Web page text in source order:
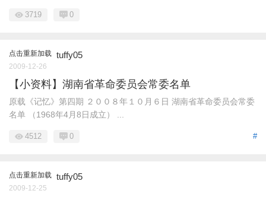
3719 0
点击重新加载 tuffy05
2009-12-26
【小资料】湖南省革命委员会常委名单
原载《记忆》第四期 ２００８年１０月６日 湖南省革命委员会常委
名单 （1968年4月8日成立） ...
#
4512 0
点击重新加载 tuffy05
2009-12-25